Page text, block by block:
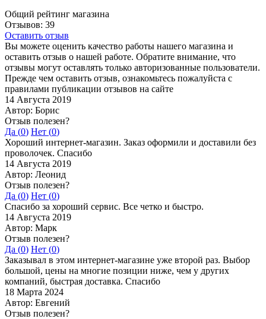
Общий рейтинг магазина
Отзывов: 39
Оставить отзыв
Вы можете оценить качество работы нашего магазина и
оставить отзыв о нашей работе. Обратите внимание, что
отзывы могут оставлять только авторизованные пользователи.
Прежде чем оставить отзыв, ознакомьтесь пожалуйста с
правилами публикации отзывов на сайте
14 Августа 2019
Автор: Борис
Отзыв полезен?
Да (0) Нет (0)
Хороший интернет-магазин. Заказ оформили и доставили без
проволочек. Спасибо
14 Августа 2019
Автор: Леонид
Отзыв полезен?
Да (0) Нет (0)
Спасибо за хороший сервис. Все четко и быстро.
14 Августа 2019
Автор: Марк
Отзыв полезен?
Да (0) Нет (0)
Заказывал в этом интернет-магазине уже второй раз. Выбор
большой, цены на многие позиции ниже, чем у других
компаний, быстрая доставка. Спасибо
18 Марта 2024
Автор: Евгений
Отзыв полезен?